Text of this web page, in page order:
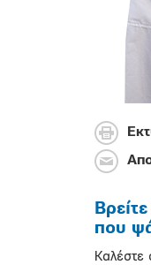
που
Καλέστε